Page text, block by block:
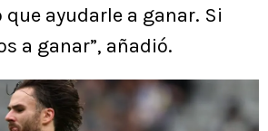
que ayudarle a ganar. Si
a ganar”, añadió.